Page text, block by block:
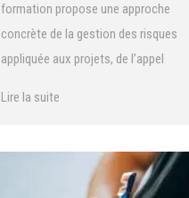
formation propose une approche
concrète de la gestion des risques
appliquée aux projets, de l’appel
favorisant la collaboration entre les
Lire la suite